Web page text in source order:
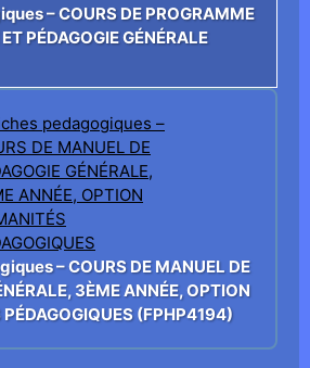
– COURS DE PROGRAMME
PÉDAGOGIE GÉNÉRALE
– COURS DE MANUEL DE
3ÈME ANNÉE, OPTION
(FPHP4194)